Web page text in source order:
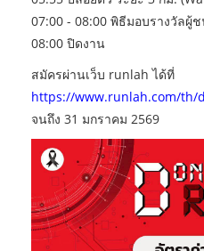
07:00 - 08:00 พิธีมอบรางวัลผู้
08:00 ปิดงาน
สมัครผ่านเว็บ runlah ได้ที่
https://www.runlah.com/th/
จนถึง 31 มกราคม 2569